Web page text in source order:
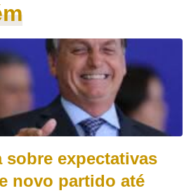
sobre expectativas
novo partido até